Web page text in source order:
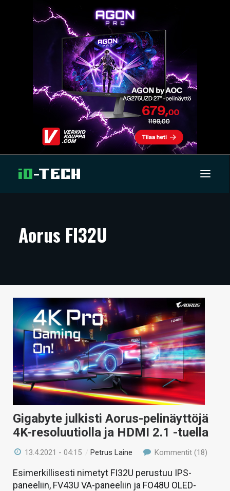
ARTIKKELIT
TECHBBS
TIETOA
HINTA.FI
KAUPPA
VAIHDA TEEMA
HAKU
Aorus FI32U
Gigabyte julkisti Aorus-pelinäyttöjä
4K-resoluutiolla ja HDMI 2.1 -tuella
13.4.2021 - 04:15 /Petrus Laine Kommentit (18)
Esimerkillisesti nimetyt FI32U perustuu IPS-
paneeliin, FV43U VA-paneeliin ja FO48U OLED-